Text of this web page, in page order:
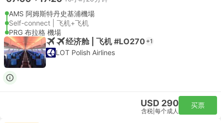
AMS 阿姆斯特丹史基浦機場
Self-connect | 飞机+飞机
PRG 布拉格 機場
经济舱 | 飞机 #LO270 +1
LOT Polish Airlines
USD 290
含税 每个成人
买票